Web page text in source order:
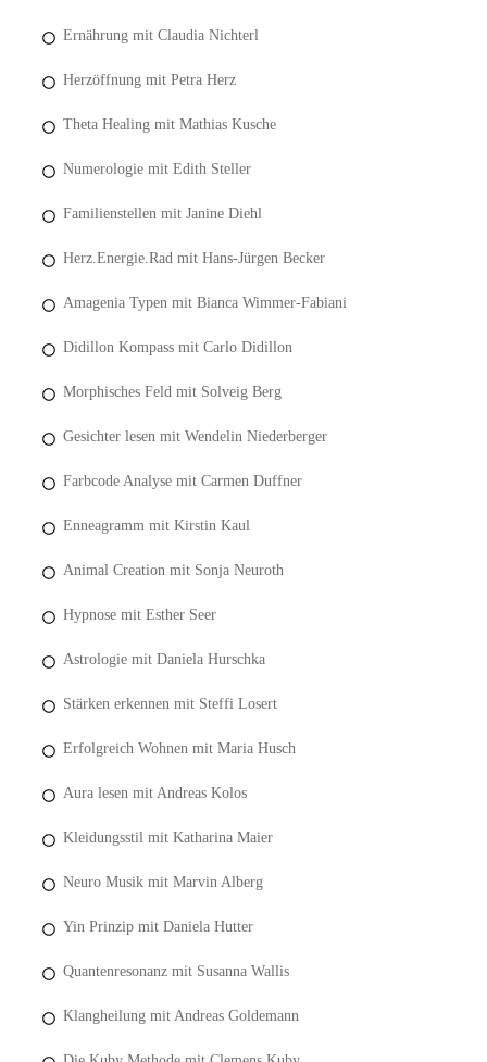
Ernährung mit Claudia Nichterl
Herzöffnung mit Petra Herz
Theta Healing mit Mathias Kusche
Numerologie mit Edith Steller
Familienstellen mit Janine Diehl
Herz.Energie.Rad mit Hans-Jürgen Becker
Amagenia Typen mit Bianca Wimmer-Fabiani
Didillon Kompass mit Carlo Didillon
Morphisches Feld mit Solveig Berg
Gesichter lesen mit Wendelin Niederberger
Farbcode Analyse mit Carmen Duffner
Enneagramm mit Kirstin Kaul
Animal Creation mit Sonja Neuroth
Hypnose mit Esther Seer
Astrologie mit Daniela Hurschka
Stärken erkennen mit Steffi Losert
Erfolgreich Wohnen mit Maria Husch
Aura lesen mit Andreas Kolos
Kleidungsstil mit Katharina Maier
Neuro Musik mit Marvin Alberg
Yin Prinzip mit Daniela Hutter
Quantenresonanz mit Susanna Wallis
Klangheilung mit Andreas Goldemann